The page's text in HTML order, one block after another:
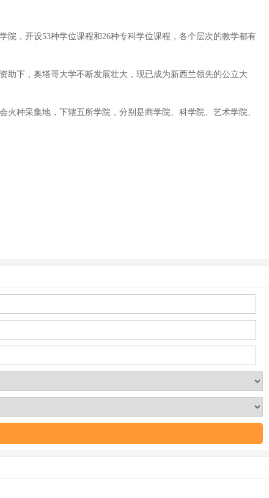
院，开设53种学位课程和26种专科学位课程，各个层次的教学都有
下，奥塔哥大学不断发展壮大，现已成为新西兰领先的公立大
种采集地，下辖五所学院，分别是商学院、科学院、艺术学院、